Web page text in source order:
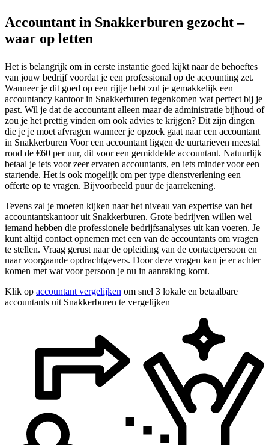
Accountant in Snakkerburen gezocht –
waar op letten
Het is belangrijk om in eerste instantie goed kijkt naar de behoeftes
van jouw bedrijf voordat je een professional op de accounting zet.
Wanneer je dit goed op een rijtje hebt zul je gemakkelijk een
accountancy kantoor in Snakkerburen tegenkomen wat perfect bij je
past. Wil je dat de accountant alleen maar de administratie bijhoud of
zou je het prettig vinden om ook advies te krijgen? Dit zijn dingen
die je je moet afvragen wanneer je opzoek gaat naar een accountant
in Snakkerburen Voor een accountant liggen de uurtarieven meestal
rond de €60 per uur, dit voor een gemiddelde accountant. Natuurlijk
betaal je iets voor zeer ervaren accountants, en iets minder voor een
startende. Het is ook mogelijk om per type dienstverlening een
offerte op te vragen. Bijvoorbeeld puur de jaarrekening.
Tevens zal je moeten kijken naar het niveau van expertise van het
accountantskantoor uit Snakkerburen. Grote bedrijven willen wel
iemand hebben die professionele bedrijfsanalyses uit kan voeren. Je
kunt altijd contact opnemen met een van de accountants om vragen
te stellen. Vraag gerust naar de opleiding van de contactpersoon en
naar voorgaande opdrachtgevers. Door deze vragen kan je er achter
komen met wat voor persoon je nu in aanraking komt.
Klik op accountant vergelijken om snel 3 lokale en betaalbare
accountants uit Snakkerburen te vergelijken